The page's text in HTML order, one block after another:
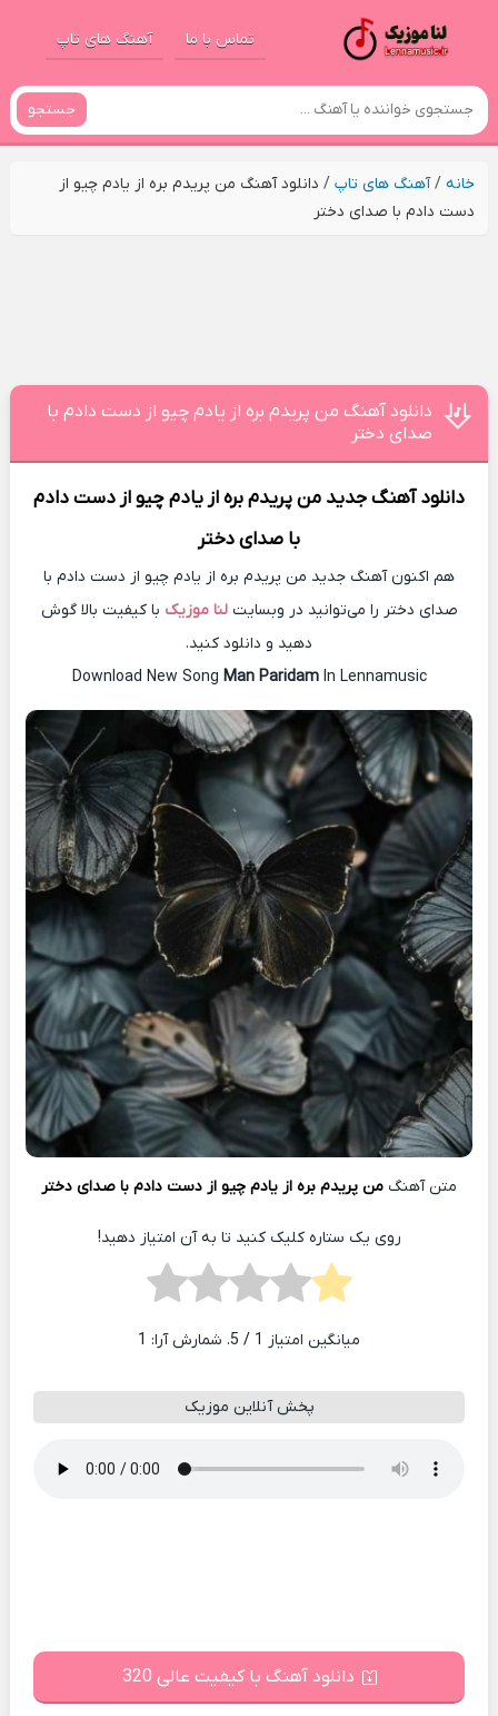
تماس با ما آهنگ های تاپ
جستجو
خانه/آهنگ های تاپ/ دانلود آهنگ من پریدم بره از یادم چیو از
دست دادم با صدای دختر
دانلود آهنگ من پریدم بره از یادم چیو از دست دادم با
صدای دختر
دانلود آهنگ جدید من پریدم بره از یادم چیو از دست دادم
با صدای دختر
هم اکنون آهنگ جدید من پریدم بره از یادم چیو از دست دادم با
صدای دختر را می‌توانید در وبسایتلنا موزیک با کیفیت بالا گوش
دهید و دانلود کنید.
Download New Song Man ParidamIn Lennamusic
متن آهنگ من پریدم بره از یادم چیو از دست دادم با صدای دختر
روی یک ستاره کلیک کنید تا به آن امتیاز دهید!
میانگین امتیاز 1 / 5. شمارش آرا: 1
پخش آنلاین موزیک
دانلود آهنگ با کیفیت عالی 320